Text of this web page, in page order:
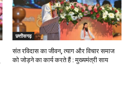
छत्तीसगढ़
संत रविदास का जीवन, त्याग और विचार समाज
को जोड़ने का कार्य करते हैं : मुख्यमंत्री साय